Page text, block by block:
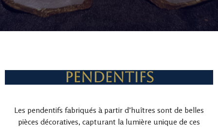
Pendentifs
Les pendentifs fabriqués à partir d’huîtres sont de belles
pièces décoratives, capturant la lumière unique de ces